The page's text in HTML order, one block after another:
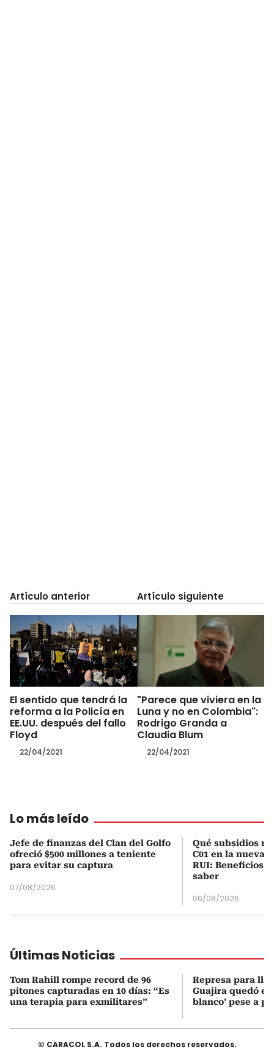
Artículo anterior
El sentido que tendrá la
reforma a la Policía en
EE.UU. después del fallo
Floyd
22/04/2021
Artículo siguiente
"Parece que viviera en la
Luna y no en Colombia":
Rodrigo Granda a
Claudia Blum
22/04/2021
Lo más leído
Jefe de finanzas del Clan del Golfo
ofreció $500 millones a teniente
para evitar su captura
07/08/2026
Qué subsidios
C01 en la nueva
RUI: Beneficios
saber
06/08/2026
Últimas Noticias
Tom Rahill rompe record de 96
pitones capturadas en 10 días: “Es
una terapia para exmilitares”
Represa para
Guajira quedó en
blanco’ pese a
© CARACOL S.A. Todos los derechos reservados.